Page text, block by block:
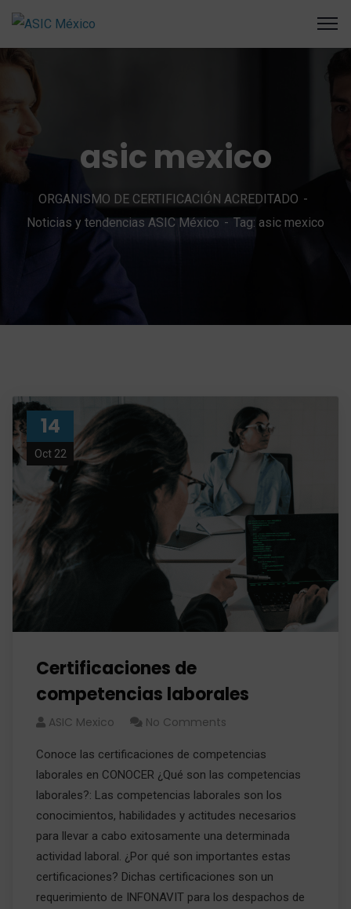
asic mexico
ORGANISMO DE CERTIFICACIÓN ACREDITADO
Noticias y tendencias ASIC México
Tag: asic mexico
14
Oct 22
Certificaciones de
competencias laborales
ASIC Mexico No Comments
Conoce las certificaciones de competencias
laborales en CONOCER ¿Qué son las competencias
laborales?: Las competencias laborales son los
conocimientos, habilidades y actitudes necesarios
para llevar a cabo exitosamente una determinada
actividad laboral. ¿Por qué son importantes estas
certificaciones? Dichas certificaciones son un
requerimiento de INFONAVIT para los despachos de